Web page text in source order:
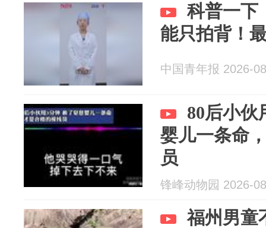
科普一下
能只拍背！
中国青年报 2026-
80后小伙
婴儿一条命
员
锋峰动物园 2026-
福州男童